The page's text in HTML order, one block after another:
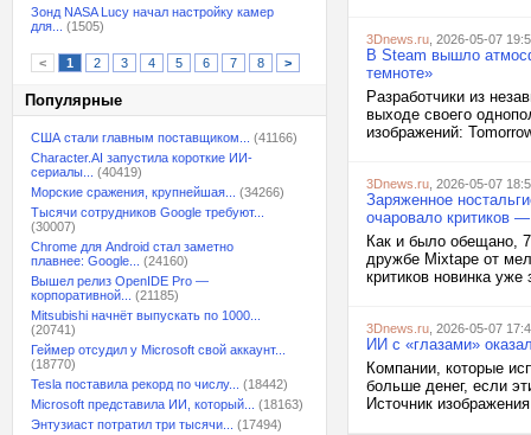
Зонд NASA Lucy начал настройку камер
для...
(1505)
< 1 2 3 4 5 6 7 8 >
Популярные
США стали главным поставщиком...
(41166)
Character.AI запустила короткие ИИ-
сериалы...
(40419)
Морские сражения, крупнейшая...
(34266)
Тысячи сотрудников Google требуют...
(30007)
Chrome для Android стал заметно
плавнее: Google...
(24160)
Вышел релиз OpenIDE Pro —
корпоративной...
(21185)
Mitsubishi начнёт выпускать по 1000...
(20741)
Геймер отсудил у Microsoft свой аккаунт...
(18770)
Tesla поставила рекорд по числу...
(18442)
Microsoft представила ИИ, который...
(18163)
Энтузиаст потратил три тысячи...
(17494)
3Dnews.ru , 2026-05-07
В Steam вышло
темноте»
Разработчики из
выходе своего
изображений:
3Dnews.ru , 2026-05-07
Заряженное
очаровало критиков
Как и было обещано,
дружбе Mixtape от
критиков новинка
3Dnews.ru , 2026-05-07
ИИ с «глазами»
Компании, которые
больше денег, если
Источник